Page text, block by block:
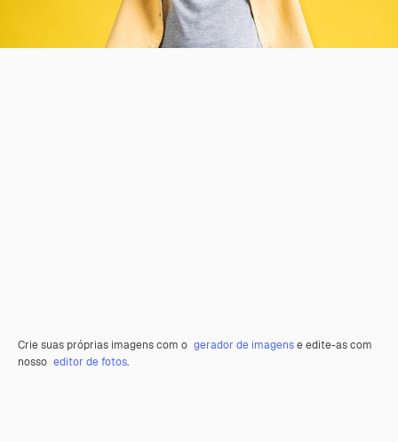
Crie suas próprias imagens com o gerador de imagense edite-as com
nosso editor de fotos.